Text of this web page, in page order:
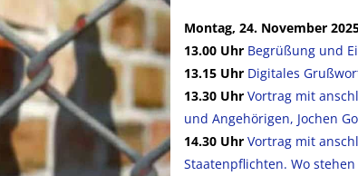
Montag, 24. November
13.00 Uhr Begrüßung und
13.15 Uhr Digitales
13.30 Uhr Vortrag mit
und Angehörigen, Jochen
14.30 Uhr Vortrag mit
Staatenpflichten. Wo